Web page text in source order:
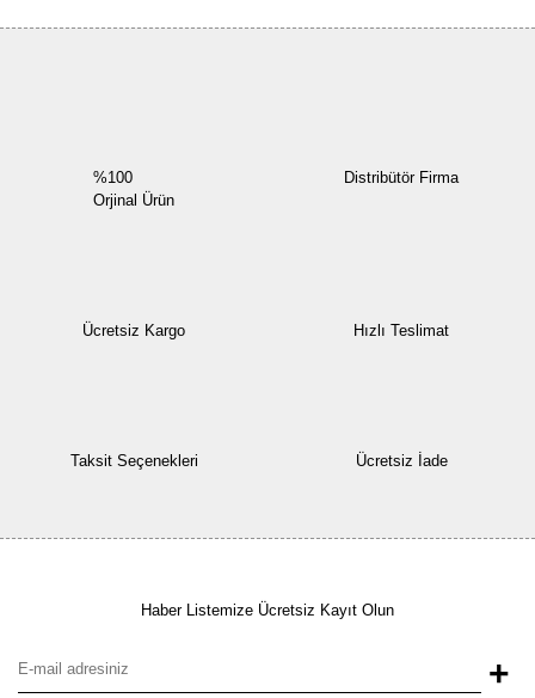
%100
Orjinal Ürün
Distribütör Firma
Ücretsiz Kargo Hızlı Teslimat
Taksit Seçenekleri Ücretsiz İade
Haber Listemize Ücretsiz Kayıt Olun
+